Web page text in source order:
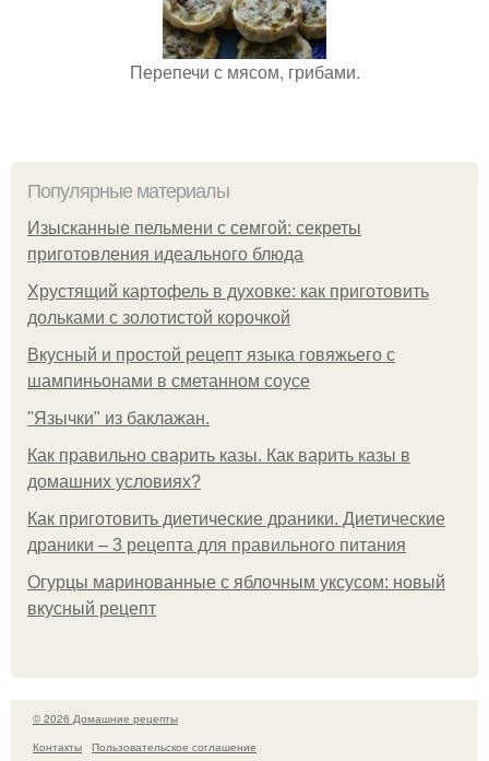
Перепечи с мясом, грибами.
Популярные материалы
Изысканные пельмени с семгой: секреты
приготовления идеального блюда
Хрустящий картофель в духовке: как приготовить
дольками с золотистой корочкой
Вкусный и простой рецепт языка говяжьего с
шампиньонами в сметанном соусе
"Язычки" из баклажан.
Как правильно сварить казы. Как варить казы в
домашних условиях?
Как приготовить диетические драники. Диетические
драники – 3 рецепта для правильного питания
Огурцы маринованные с яблочным уксусом: новый
вкусный рецепт
© 2026 Домашние рецепты
Контакты
Пользовательское соглашение